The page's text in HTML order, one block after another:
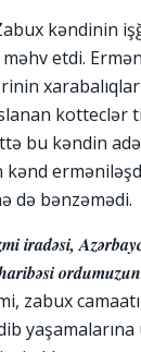
kəndinin
etdi.
kotteclər
bu kəndin
də bənzəmədi.
iradəsi,
ordumuzun
camaatı